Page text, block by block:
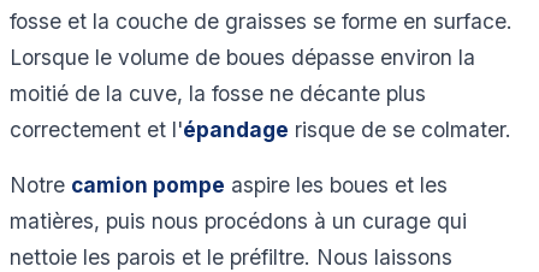
fosse et la couche de graisses se forme en surface.
Lorsque le volume de boues dépasse environ la
moitié de la cuve, la fosse ne décante plus
correctement et l'épandage risque de se colmater.
Notre camion pompe aspire les boues et les
matières, puis nous procédons à un curage qui
nettoie les parois et le préfiltre. Nous laissons